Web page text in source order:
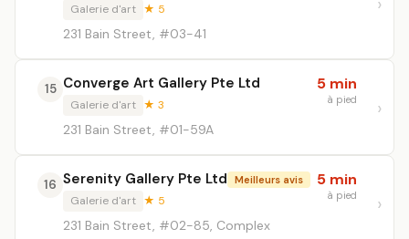
Galerie d'art ★ 5
231 Bain Street, #03-41
15 Converge Art Gallery Pte Ltd
Galerie d'art ★ 3
231 Bain Street, #01-59A
5 min
à pied
16 Serenity Gallery Pte Ltd Meilleurs avis
Galerie d'art ★ 5
231 Bain Street, #02-85, Complex
5 min
à pied